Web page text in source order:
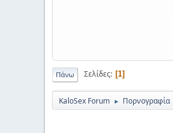
Πάνω Σελίδες 1
KaloSex Forum ► Πορνογραφία